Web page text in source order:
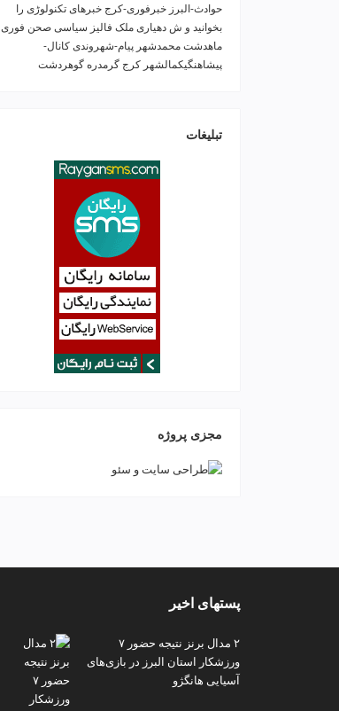
حوادث-البرز خبرفوری-کرج خبرهای تکنولوڑی را
بخوانید و شدهیاری ملک فالیز سیاسیصحن فوری
ماهدشتمحمدشهر پیام-شهروندیکانال-
پیشاهنگیکمالشهر کرج گرمدرهگوهردشت
تبلیغات
مجزی پروژه
پستهای اخیر
۲ مدال برنز نتیجه حضور ۷
ورزشکار استان البرز در بازی‌های
آسیایی هانگژو